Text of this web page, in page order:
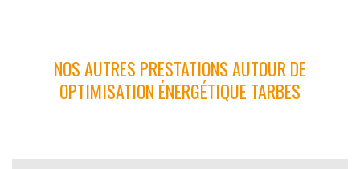
NOS AUTRES PRESTATIONS AUTOUR DE
OPTIMISATION ÉNERGÉTIQUE TARBES